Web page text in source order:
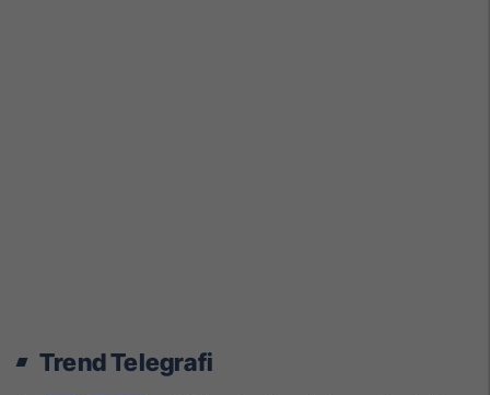
Trend Telegrafi